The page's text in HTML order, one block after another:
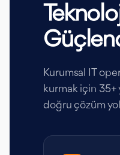
Kurumsal IT
kurmak için 35+
doğru çözüm